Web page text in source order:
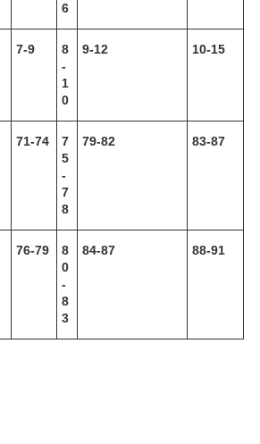
6
7-9
8
-
1
0
9-12 10-15
71-74
7
5
-
7
8
79-82 83-87
76-79
8
0
-
8
3
84-87 88-91